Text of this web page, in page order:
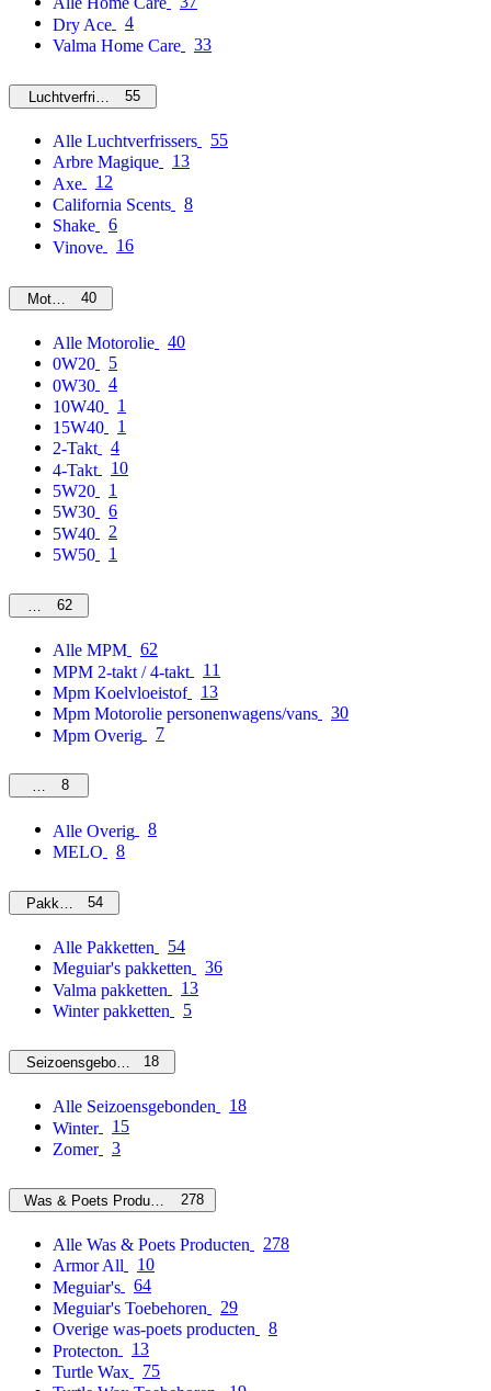
Dry Ace
4
Valma Home Care
33
Luchtverfrissers55
Alle Luchtverfrissers
55
Arbre Magique
13
Axe
12
California Scents
8
Shake
6
Vinove
16
Motorolie40
Alle Motorolie
40
0W20
5
0W30
4
10W40
1
15W40
1
2-Takt
4
4-Takt
10
5W20
1
5W30
6
5W40
2
5W50
1
MPM62
Alle MPM
62
MPM 2-takt / 4-takt
11
Mpm Koelvloeistof
13
Mpm Motorolie personenwagens/vans
30
Mpm Overig
7
Overig
8
Alle Overig
8
MELO
8
Pakketten54
Alle Pakketten
54
Meguiar's pakketten
36
Valma pakketten
13
Winter pakketten
5
Seizoensgebonden18
Alle Seizoensgebonden
18
Winter
15
Zomer
3
Was & Poets Producten 278
Alle Was & Poets Producten
278
Armor All
10
Meguiar's
64
Meguiar's Toebehoren
29
Overige was-poets producten
8
Protecton
13
Turtle Wax
75